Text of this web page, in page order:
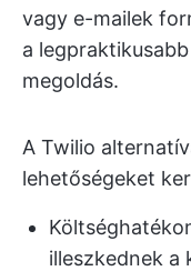
vagy e-mailek
a
megoldás.
A Twilio
lehetőségeket
illeszkednek a